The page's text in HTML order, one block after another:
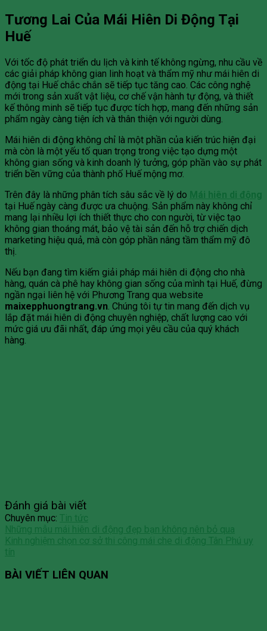
Tương Lai Của Mái Hiên Di Động Tại
Huế
Với tốc độ phát triển du lịch và kinh tế không ngừng, nhu cầu về
các giải pháp không gian linh hoạt và thẩm mỹ như mái hiên di
động tại Huế chắc chắn sẽ tiếp tục tăng cao. Các công nghệ
mới trong sản xuất vật liệu, cơ chế vận hành tự động, và thiết
kế thông minh sẽ tiếp tục được tích hợp, mang đến những sản
phẩm ngày càng tiện ích và thân thiện với người dùng.
Mái hiên di động không chỉ là một phần của kiến trúc hiện đại
mà còn là một yếu tố quan trọng trong việc tạo dựng một
không gian sống và kinh doanh lý tưởng, góp phần vào sự phát
triển bền vững của thành phố Huế mộng mơ.
Trên đây là những phân tích sâu sắc về lý do Mái hiên di động
tại Huế ngày càng được ưa chuộng. Sản phẩm này không chỉ
mang lại nhiều lợi ích thiết thực cho con người, từ việc tạo
không gian thoáng mát, bảo vệ tài sản đến hỗ trợ chiến dịch
marketing hiệu quả, mà còn góp phần nâng tầm thẩm mỹ đô
thị.
Nếu bạn đang tìm kiếm giải pháp mái hiên di động cho nhà
hàng, quán cà phê hay không gian sống của mình tại Huế, đừng
ngần ngại liên hệ với Phương Trang qua website
maixepphuongtrang.vn . Chúng tôi tự tin mang đến dịch vụ
lắp đặt mái hiên di động chuyên nghiệp, chất lượng cao với
mức giá ưu đãi nhất, đáp ứng mọi yêu cầu của quý khách
hàng.
Đánh giá bài viết
Chuyên mục: Tin tức
Những mẫu mái hiên di động đẹp bạn không nên bỏ qua
Kinh nghiệm chọn cơ sở thi công mái che di động Tân Phú uy
tín
BÀI VIẾT LIÊN QUAN